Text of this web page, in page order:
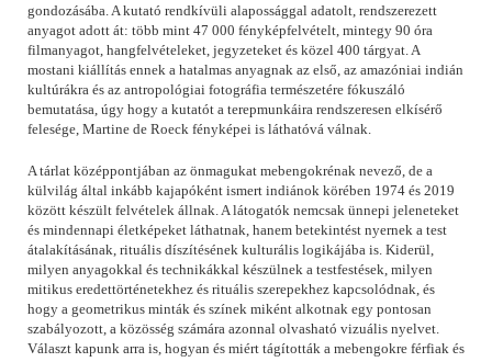
gondozásába. A kutató rendkívüli alapossággal adatolt, rendszerezett
anyagot adott át: több mint 47 000 fényképfelvételt, mintegy 90 óra
filmanyagot, hangfelvételeket, jegyzeteket és közel 400 tárgyat. A
mostani kiállítás ennek a hatalmas anyagnak az első, az amazóniai indián
kultúrákra és az antropológiai fotográfia természetére fókuszáló
bemutatása, úgy hogy a kutatót a terepmunkáira rendszeresen elkísérő
felesége, Martine de Roeck fényképei is láthatóvá válnak.
A tárlat középpontjában az önmagukat mebengokrénak nevező, de a
külvilág által inkább kajapóként ismert indiánok körében 1974 és 2019
között készült felvételek állnak. A látogatók nemcsak ünnepi jeleneteket
és mindennapi életképeket láthatnak, hanem betekintést nyernek a test
átalakításának, rituális díszítésének kulturális logikájába is. Kiderül,
milyen anyagokkal és technikákkal készülnek a testfestések, milyen
mitikus eredettörténetekhez és rituális szerepekhez kapcsolódnak, és
hogy a geometrikus minták és színek miként alkotnak egy pontosan
szabályozott, a közösség számára azonnal olvasható vizuális nyelvet.
Választ kapunk arra is, hogyan és miért tágították a mebengokre férfiak és